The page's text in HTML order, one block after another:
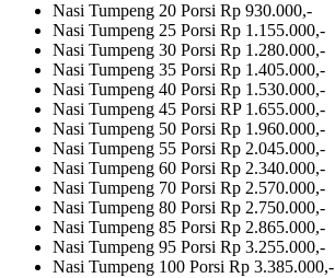
Nasi Tumpeng 20 Porsi Rp 930.000,-
Nasi Tumpeng 25 Porsi Rp 1.155.000,-
Nasi Tumpeng 30 Porsi Rp 1.280.000,-
Nasi Tumpeng 35 Porsi Rp 1.405.000,-
Nasi Tumpeng 40 Porsi Rp 1.530.000,-
Nasi Tumpeng 45 Porsi RP 1.655.000,-
Nasi Tumpeng 50 Porsi Rp 1.960.000,-
Nasi Tumpeng 55 Porsi Rp 2.045.000,-
Nasi Tumpeng 60 Porsi Rp 2.340.000,-
Nasi Tumpeng 70 Porsi Rp 2.570.000,-
Nasi Tumpeng 80 Porsi Rp 2.750.000,-
Nasi Tumpeng 85 Porsi Rp 2.865.000,-
Nasi Tumpeng 95 Porsi Rp 3.255.000,-
Nasi Tumpeng 100 Porsi Rp 3.385.000,-